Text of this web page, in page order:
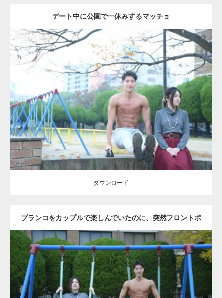
デート中に公園で一休みするマッチョ
Update:2021.07.6
Category:公園のマッチョ その他 AKIHITO(細マッチョ) 腹筋
ダウンロード
ダウンロード
ブランコをカップルで楽しんでいたのに、突然フロントポ
ーズをするマッチョ
Update: 2021.07.6
Category:公園のマッチョ その他 AKIHITO(細マッチョ) 腹筋 大胸筋